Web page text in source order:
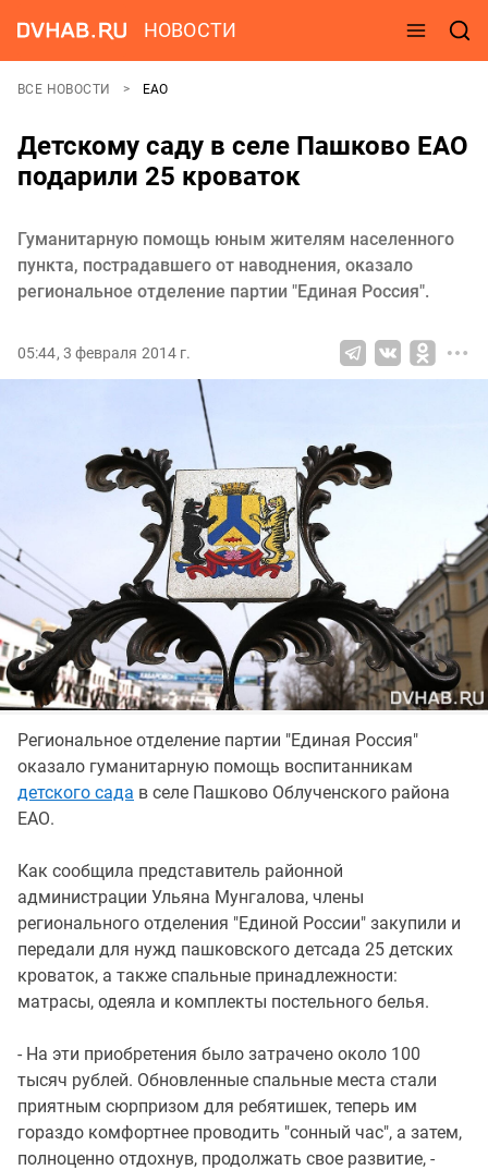
НОВОСТИ
ВСЕ НОВОСТИ ЕАО
Детскому саду в селе Пашково ЕАО
подарили 25 кроваток
Гуманитарную помощь юным жителям населенного
пункта, пострадавшего от наводнения, оказало
региональное отделение партии "Единая Россия".
05:44, 3 февраля 2014 г.
Региональное отделение партии "Единая Россия"
оказало гуманитарную помощь воспитанникам
детского сада в селе Пашково Облученского района
ЕАО.
Как сообщила представитель районной
администрации Ульяна Мунгалова, члены
регионального отделения "Единой России" закупили и
передали для нужд пашковского детсада 25 детских
кроваток, а также спальные принадлежности:
матрасы, одеяла и комплекты постельного белья.
- На эти приобретения было затрачено около 100
тысяч рублей. Обновленные спальные места стали
приятным сюрпризом для ребятишек, теперь им
гораздо комфортнее проводить "сонный час", а затем,
полноценно отдохнув, продолжать свое развитие, -